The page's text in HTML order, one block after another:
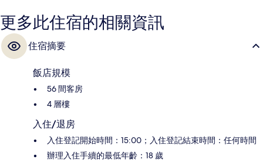
更多此住宿的相關資訊
住宿摘要
飯店規模
56 間客房
4 層樓
入住/退房
入住登記開始時間：15:00；入住登記結束時間：任何時間
辦理入住手續的最低年齡：18 歲